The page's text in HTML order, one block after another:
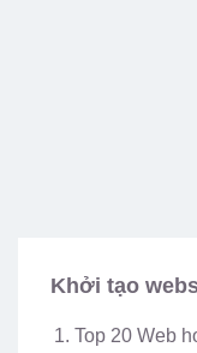
Khởi tạo
Top 20 Web